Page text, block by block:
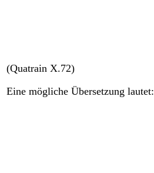
(Quatrain X.72)
Eine mögliche Übersetzung lautet: